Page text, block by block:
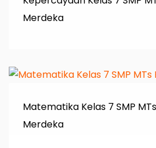
Merdeka
Matematika Kelas 7 SMP
Merdeka